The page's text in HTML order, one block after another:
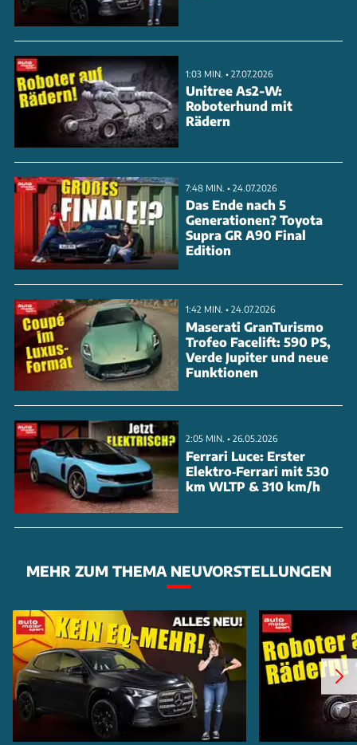
1:03 MIN. • 27.07.2026
Unitree As2-W:
Roboterhund mit
Rädern
7:48 MIN. • 24.07.2026
Das Ende nach 5
Generationen? Toyota
Supra GR A90 Final
Edition
1:42 MIN. • 24.07.2026
Maserati GranTurismo
Trofeo Facelift: 590 PS,
Verde Jupiter und neue
Funktionen
2:05 MIN. • 26.05.2026
Ferrari Luce: Erster
Elektro‑Ferrari mit 530
km WLTP & 310 km/h
MEHR ZUM THEMA NEUVORSTELLUNGEN